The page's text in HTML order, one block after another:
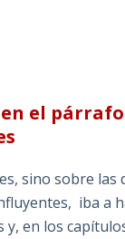
el
sino sobre
iba a
en los